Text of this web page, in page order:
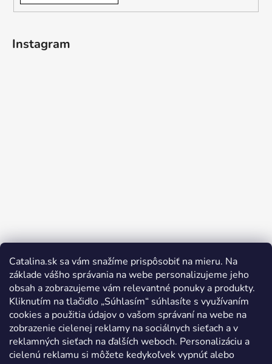
Catalina.sk sa vám snažíme prispôsobiť na mieru. Na
základe vášho správania na webe personalizujeme jeho
obsah a zobrazujeme vám relevantné ponuky a produkty.
Kliknutím na tlačidlo „Súhlasím“ súhlasíte s využívaním
cookies a použitia údajov o vašom správaní na webe na
zobrazenie cielenej reklamy na sociálnych sieťach a v
reklamných sieťach na ďalších weboch. Personalizáciu a
cielenú reklamu si môžete kedykoľvek vypnúť alebo
Instagram
Sledovať na Instagrame